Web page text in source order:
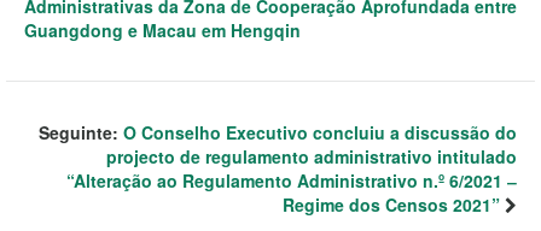
Administrativas da Zona de Cooperação Aprofundada entre
Guangdong e Macau em Hengqin
Seguinte: O Conselho Executivo concluiu a discussão do
projecto de regulamento administrativo intitulado
“Alteração ao Regulamento Administrativo n.º 6/2021 ‒
Regime dos Censos 2021”